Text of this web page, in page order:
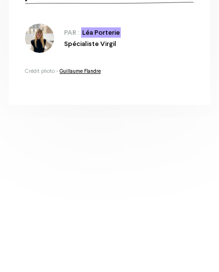
PAR : Léa Porterie
Spécialiste Virgil
Crédit photo - Guillaume Flandre